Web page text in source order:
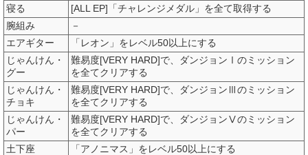
寝る
[ALL EP]「チャレンジメダル」を全て取得する
腕組み
－
エアギター
「レオン」をレベル50以上にする
じゃんけん・
グー
難易度[VERY HARD]で、ダンジョンⅠのミッション
を全てクリアする
じゃんけん・
チョキ
難易度[VERY HARD]で、ダンジョンⅢのミッション
を全てクリアする
じゃんけん・
パー
難易度[VERY HARD]で、ダンジョンⅤのミッション
を全てクリアする
土下座
「アノニマス」をレベル50以上にする